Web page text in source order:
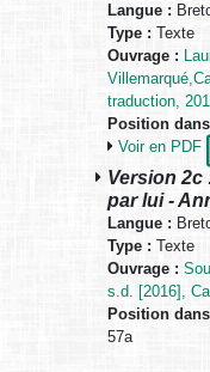
Langue :
Type : Texte
Ouvrage :
traduction,
Position
Voir en PDF
Version 2c
par lui -
Langue :
Type : Texte
Ouvrage :
s.d. [2016],
Position
57a